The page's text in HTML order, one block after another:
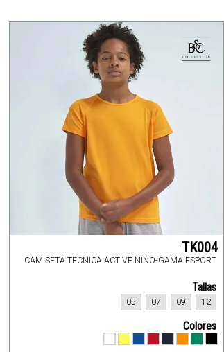
TK004
CAMISETA TECNICA ACTIVE NIÑO-GAMA ESPORT
Tallas
12
09
07
05
Colores